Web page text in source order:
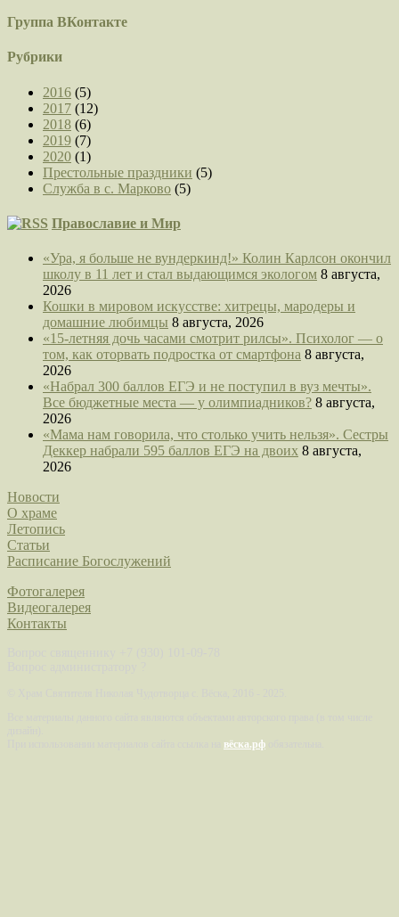
Группа ВКонтакте
Рубрики
2016 (5)
2017 (12)
2018 (6)
2019 (7)
2020 (1)
Престольные праздники (5)
Служба в с. Марково (5)
Православие и Мир
«Ура, я больше не вундеркинд!» Колин Карлсон окончил
школу в 11 лет и стал выдающимся экологом 8 августа,
2026
Кошки в мировом искусстве: хитрецы, мародеры и
домашние любимцы 8 августа, 2026
«15-летняя дочь часами смотрит рилсы». Психолог — о
том, как оторвать подростка от смартфона 8 августа,
2026
«Набрал 300 баллов ЕГЭ и не поступил в вуз мечты».
Все бюджетные места — у олимпиадников? 8 августа,
2026
«Мама нам говорила, что столько учить нельзя». Сестры
Деккер набрали 595 баллов ЕГЭ на двоих 8 августа,
2026
Новости
О храме
Летопись
Статьи
Расписание Богослужений
Фотогалерея
Видеогалерея
Контакты
вёска.рф